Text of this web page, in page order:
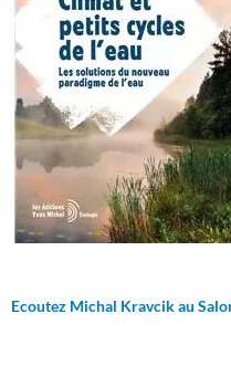
Ecoutez Michal Kravcik au